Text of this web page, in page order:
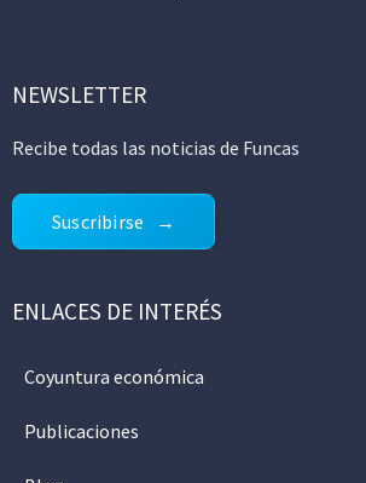
NEWSLETTER
Recibe todas las noticias de Funcas
Suscribirse
ENLACES DE INTERÉS
Coyuntura económica
Publicaciones